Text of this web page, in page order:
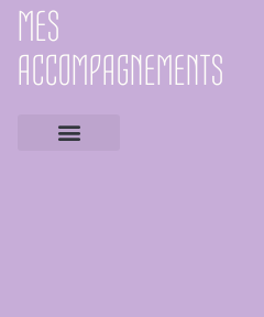
MES
ACCOMPAGNEMENTS